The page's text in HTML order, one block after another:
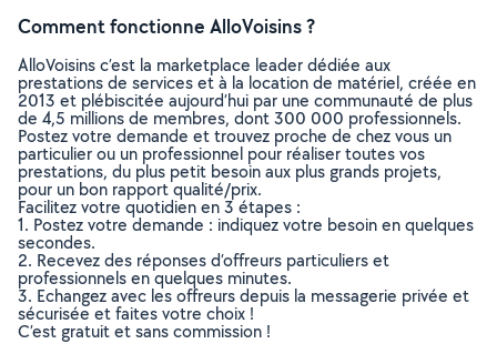
Comment fonctionne AlloVoisins ?
AlloVoisins c’est la marketplace leader dédiée aux
prestations de services et à la location de matériel, créée en
2013 et plébiscitée aujourd’hui par une communauté de plus
de 4,5 millions de membres, dont 300 000 professionnels.
Postez votre demande et trouvez proche de chez vous un
particulier ou un professionnel pour réaliser toutes vos
prestations, du plus petit besoin aux plus grands projets,
pour un bon rapport qualité/prix.
Facilitez votre quotidien en 3 étapes :
1. Postez votre demande : indiquez votre besoin en quelques
secondes.
2. Recevez des réponses d’offreurs particuliers et
professionnels en quelques minutes.
3. Echangez avec les offreurs depuis la messagerie privée et
sécurisée et faites votre choix !
C’est gratuit et sans commission !